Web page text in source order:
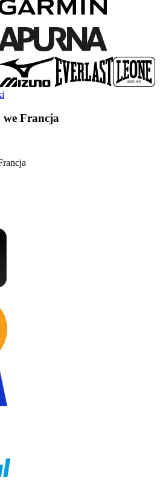
we Francja